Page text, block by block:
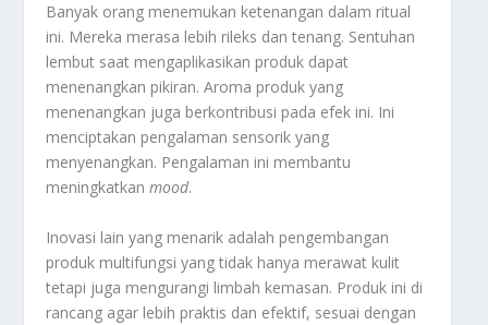
Banyak orang menemukan ketenangan dalam ritual
ini. Mereka merasa lebih rileks dan tenang. Sentuhan
lembut saat mengaplikasikan produk dapat
menenangkan pikiran. Aroma produk yang
menenangkan juga berkontribusi pada efek ini. Ini
menciptakan pengalaman sensorik yang
menyenangkan. Pengalaman ini membantu
meningkatkanmood.
Inovasi lain yang menarik adalah pengembangan
produk multifungsi yang tidak hanya merawat kulit
tetapi juga mengurangi limbah kemasan. Produk ini di
rancang agar lebih praktis dan efektif, sesuai dengan